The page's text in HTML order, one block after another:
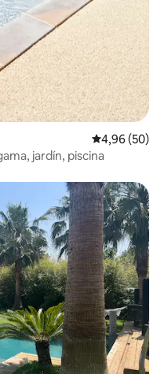
Calificación
4,96 (50)
jardín, piscina